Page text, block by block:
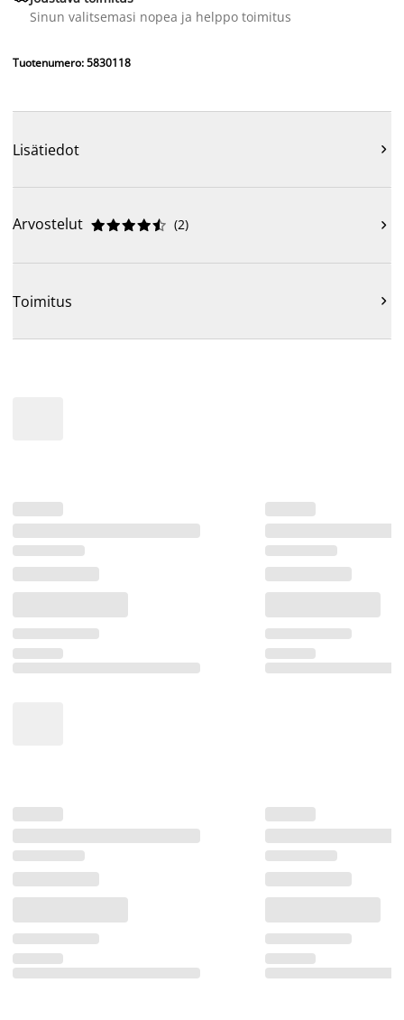
Sinun valitsemasi nopea ja helppo toimitus
Tuotenumero: 5830118
Lisätiedot 
Arvostelut 




 (2) 
Toimitus 